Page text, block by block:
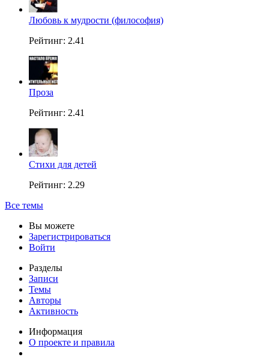
Любовь к мудрости (философия)
Рейтинг: 2.41
Проза
Рейтинг: 2.41
Стихи для детей
Рейтинг: 2.29
Все темы
Вы можете
Зарегистрироваться
Войти
Разделы
Записи
Темы
Авторы
Активность
Информация
О проекте и правила